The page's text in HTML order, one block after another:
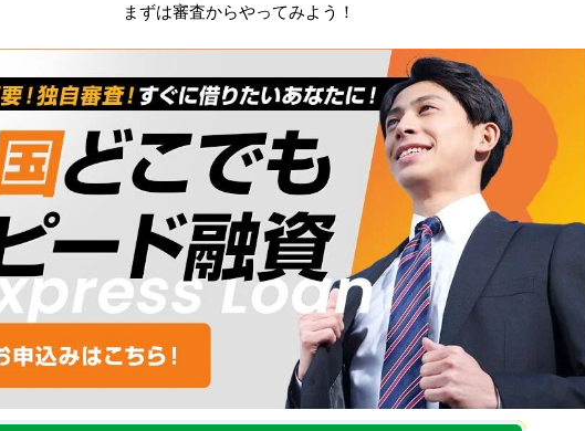
まずは審査からやってみよう！